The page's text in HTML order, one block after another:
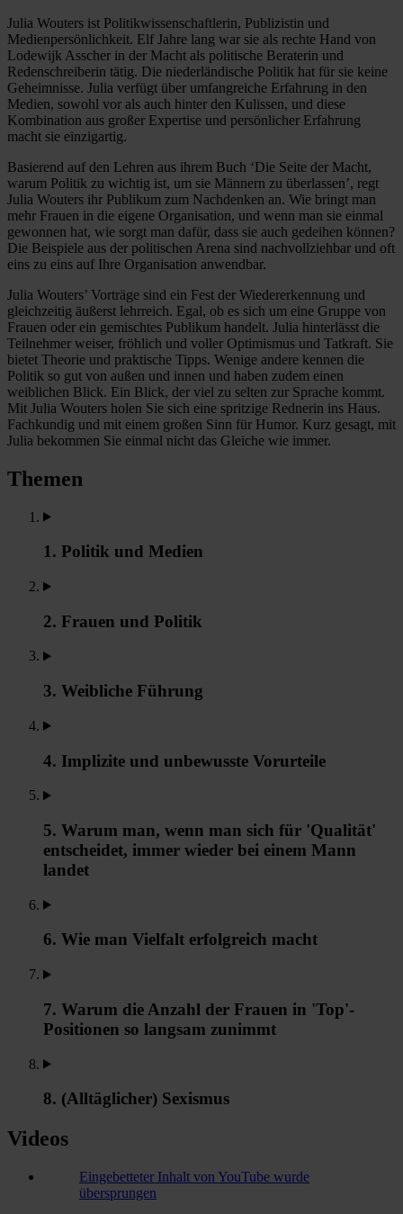
Julia Wouters ist Politikwissenschaftlerin, Publizistin und
Medienpersönlichkeit. Elf Jahre lang war sie als rechte Hand von
Lodewijk Asscher in der Macht als politische Beraterin und
Redenschreiberin tätig. Die niederländische Politik hat für sie keine
Geheimnisse. Julia verfügt über umfangreiche Erfahrung in den
Medien, sowohl vor als auch hinter den Kulissen, und diese
Kombination aus großer Expertise und persönlicher Erfahrung
macht sie einzigartig.
Basierend auf den Lehren aus ihrem Buch ‘Die Seite der Macht,
warum Politik zu wichtig ist, um sie Männern zu überlassen’, regt
Julia Wouters ihr Publikum zum Nachdenken an. Wie bringt man
mehr Frauen in die eigene Organisation, und wenn man sie einmal
gewonnen hat, wie sorgt man dafür, dass sie auch gedeihen können?
Die Beispiele aus der politischen Arena sind nachvollziehbar und oft
eins zu eins auf Ihre Organisation anwendbar.
Julia Wouters’ Vorträge sind ein Fest der Wiedererkennung und
gleichzeitig äußerst lehrreich. Egal, ob es sich um eine Gruppe von
Frauen oder ein gemischtes Publikum handelt. Julia hinterlässt die
Teilnehmer weiser, fröhlich und voller Optimismus und Tatkraft. Sie
bietet Theorie und praktische Tipps. Wenige andere kennen die
Politik so gut von außen und innen und haben zudem einen
weiblichen Blick. Ein Blick, der viel zu selten zur Sprache kommt.
Mit Julia Wouters holen Sie sich eine spritzige Rednerin ins Haus.
Fachkundig und mit einem großen Sinn für Humor. Kurz gesagt, mit
Julia bekommen Sie einmal nicht das Gleiche wie immer.
Themen
1. Politik und Medien
2. Frauen und Politik
3. Weibliche Führung
4. Implizite und unbewusste Vorurteile
5. Warum man, wenn man sich für 'Qualität'
entscheidet, immer wieder bei einem Mann
landet
6. Wie man Vielfalt erfolgreich macht
7. Warum die Anzahl der Frauen in 'Top'-
Positionen so langsam zunimmt
8. (Alltäglicher) Sexismus
Videos
Eingebetteter Inhalt von YouTube wurde
übersprungen